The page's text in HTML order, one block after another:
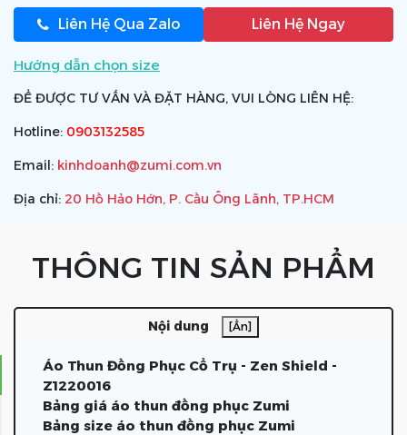
Liên Hệ Qua Zalo Liên Hệ Ngay
Hướng dẫn chọn size
ĐỂ ĐƯỢC TƯ VẤN VÀ ĐẶT HÀNG, VUI LÒNG LIÊN HỆ:
Hotline: 0903132585
Email: kinhdoanh@zumi.com.vn
Địa chỉ: 20 Hồ Hảo Hớn, P. Cầu Ông Lãnh, TP.HCM
THÔNG TIN SẢN PHẨM
Nội dung [Ẩn]
Áo Thun Đồng Phục Cổ Trụ - Zen Shield -
Z1220016
Bảng giá áo thun đồng phục Zumi
Bảng size áo thun đồng phục Zumi